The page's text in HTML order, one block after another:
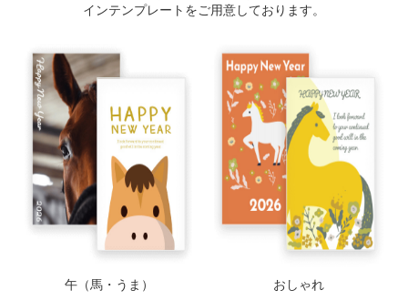
インテンプレートをご用意しております。
午（馬・うま） おしゃれ